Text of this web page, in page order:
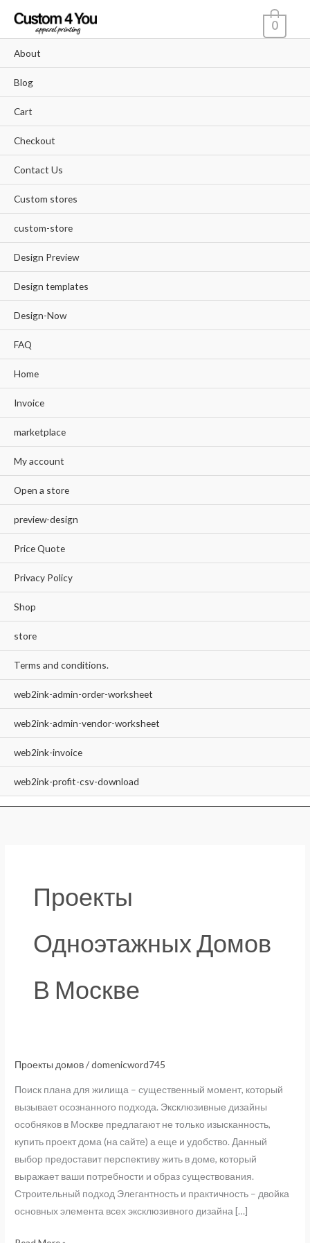
content
About
Blog
Cart
Checkout
Contact Us
Custom stores
custom-store
Design Preview
Design templates
Design-Now
FAQ
Home
Invoice
marketplace
My account
Open a store
preview-design
Price Quote
Privacy Policy
Shop
store
Terms and conditions.
web2ink-admin-order-worksheet
web2ink-admin-vendor-worksheet
web2ink-invoice
web2ink-profit-csv-download
0
Проекты
Одноэтажных Домов
В Москве
Проекты домов/domenicword745
Поиск плана для жилища – существенный момент, который
вызывает осознанного подхода. Эксклюзивные дизайны
особняков в Москве предлагают не только изысканность,
купить проект дома (на сайте) а еще и удобство. Данный
выбор предоставит перспективу жить в доме, который
выражает ваши потребности и образ существования.
Строительный подход Элегантность и практичность – двойка
основных элемента всех эксклюзивного дизайна […]
Уникальные
вместе